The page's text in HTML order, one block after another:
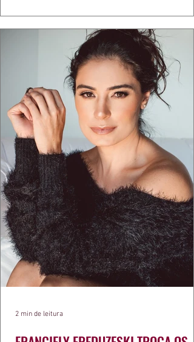
estruturas geométricas, volumes
aquele concreto aparente típico da
arquitetura paulistana em peças de vestir,
2 min de leitura